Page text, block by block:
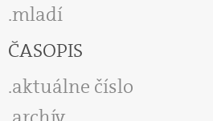
mladí
ČASOPIS
aktuálne číslo